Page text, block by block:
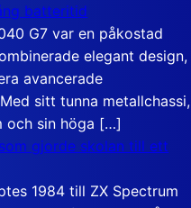
batteritid
G7 var en påkostad
elegant design,
avancerade
sitt tunna metallchassi,
och sin höga […]
gjorde skolan till ett
1984 till ZX Spectrum